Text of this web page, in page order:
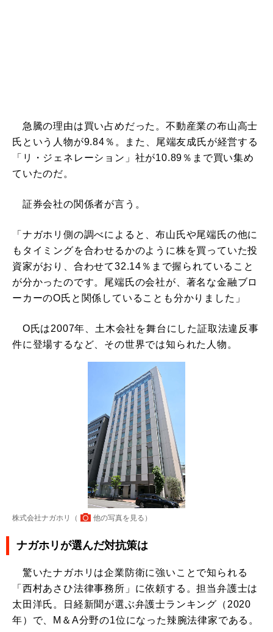
急騰の理由は買い占めだった。不動産業の布山高士
氏という人物が9.84％。また、尾端友成氏が経営する
「リ・ジェネレーション」社が10.89％まで買い集め
ていたのだ。
証券会社の関係者が言う。
「ナガホリ側の調べによると、布山氏や尾端氏の他に
もタイミングを合わせるかのように株を買っていた投
資家がおり、合わせて32.14％まで握られていること
が分かったのです。尾端氏の会社が、著名な金融ブロ
ーカーのO氏と関係していることも分かりました」
O氏は2007年、土木会社を舞台にした証取法違反事
件に登場するなど、その世界では知られた人物。
株式会社ナガホリ（ 他の写真を見る ）
ナガホリが選んだ対抗策は
驚いたナガホリは企業防衛に強いことで知られる
「西村あさひ法律事務所」に依頼する。担当弁護士は
太田洋氏。日経新聞が選ぶ弁護士ランキング（2020
年）で、M＆A分野の1位になった辣腕法律家である。